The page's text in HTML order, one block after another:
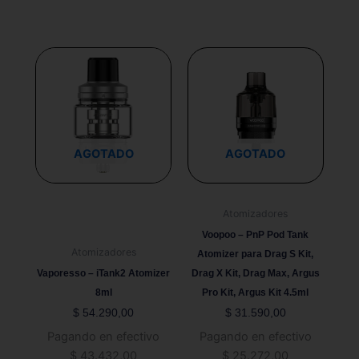
AGOTADO
Atomizadores
Vaporesso – iTank2 Atomizer
8ml
$ 54.290,00
Pagando en efectivo
$ 43.432,00
Este
múltiples
variantes.
Las
opciones
en
la
página
de
AGOTADO
Atomizadores
Voopoo – PnP Pod Tank
Atomizer para Drag S Kit,
Drag X Kit, Drag Max, Argus
Pro Kit, Argus Kit 4.5ml
$ 31.590,00
Pagando en efectivo
$ 25.272,00
producto
tiene
variantes.
Las
pueden
elegir
en
la
página
de